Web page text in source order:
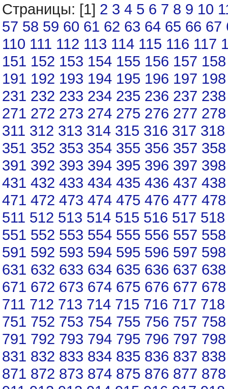
Страницы: [1] 2 3 4 5 6 7 8 9 10
57 58 59 60 61 62 63 64 65 66 67
110 111 112 113 114 115 116 117
151 152 153 154 155 156 157 158
191 192 193 194 195 196 197 198
231 232 233 234 235 236 237 238
271 272 273 274 275 276 277 278
311 312 313 314 315 316 317 318
351 352 353 354 355 356 357 358
391 392 393 394 395 396 397 398
431 432 433 434 435 436 437 438
471 472 473 474 475 476 477 478
511 512 513 514 515 516 517 518
551 552 553 554 555 556 557 558
591 592 593 594 595 596 597 598
631 632 633 634 635 636 637 638
671 672 673 674 675 676 677 678
711 712 713 714 715 716 717 718
751 752 753 754 755 756 757 758
791 792 793 794 795 796 797 798
831 832 833 834 835 836 837 838
871 872 873 874 875 876 877 878